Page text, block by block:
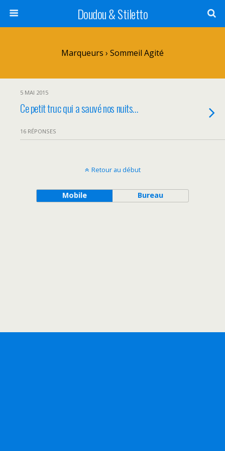
Doudou & Stiletto
Marqueurs › Sommeil Agité
5 MAI 2015
Ce petit truc qui a sauvé nos nuits…
16 RÉPONSES
Retour au début
Mobile Bureau